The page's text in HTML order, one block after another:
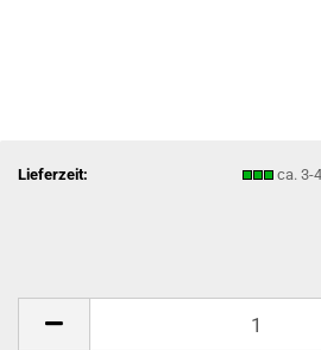
Lieferzeit: ca. 3-